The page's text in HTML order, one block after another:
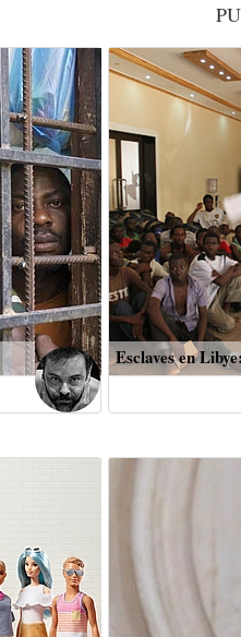
Esclaves en